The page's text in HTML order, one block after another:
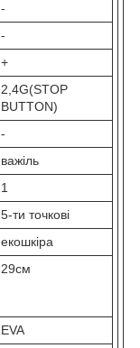
-
-
+
2,4G(STOP
BUTTON)
-
важіль
1
5-ти точкові
екошкіра
29см
EVA